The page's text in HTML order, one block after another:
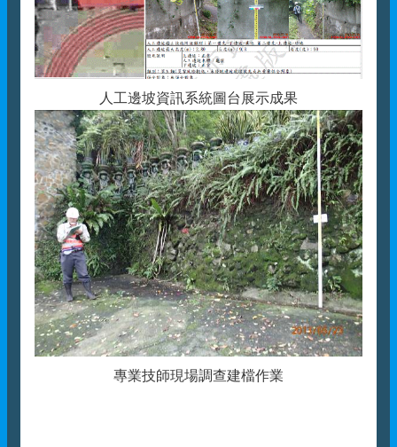
人工邊坡資訊系統圖台展示成果
專業技師現場調查建檔作業